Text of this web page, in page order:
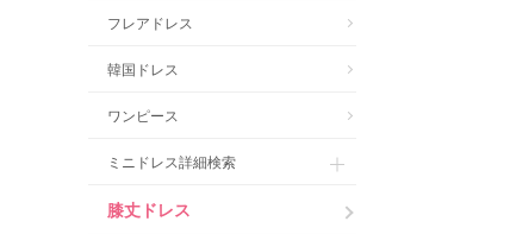
フレアドレス
韓国ドレス
ワンピース
ミニドレス詳細検索
膝丈ドレス